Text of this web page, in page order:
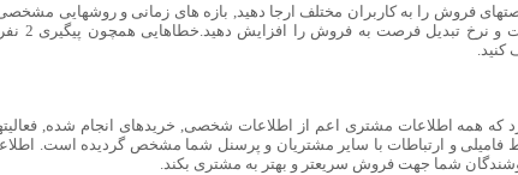
فروش را به کاربران مختلف ارجا دهید, بازه های زمانی و روشهایی مشخصی
برای پیگیری منظم ایجاد کرده و سرعت و نرخ
که همه اطلاعات مشتری اعم از اطلاعات شخصی, خریدهای انجام شده,
فامیلی و ارتباطات با سایر مشتریان و پرسنل شما مشخص گردیده است.
شما جهت فروش سریعتر و بهتر به مشتری بکند.